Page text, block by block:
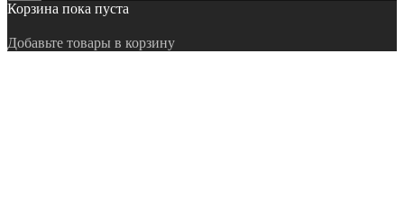
Корзина пока пуста
Добавьте товары в корзину